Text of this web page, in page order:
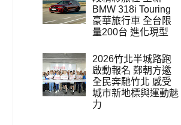
BMW 318i Touring
豪華旅行車 全台限
量200台 進化現型
2026竹北半城路跑
啟動報名 鄭朝方邀
全民奔馳竹北 感受
城市新地標與運動魅
力